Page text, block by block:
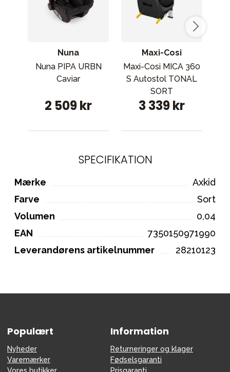
Nuna
Nuna PIPA URBN
Caviar
2 509 kr
Maxi-Cosi
Maxi-Cosi MICA 360
S Autostol TONAL
SORT
3 339 kr
SPECIFIKATION
Mærke
Axkid
Farve
Sort
Volumen
0,04
EAN
7350150971990
Leverandørens artikelnummer
28210123
Populært
Nyheder
Varemærker
Information
Returneringer og klager
Fødselsgaranti